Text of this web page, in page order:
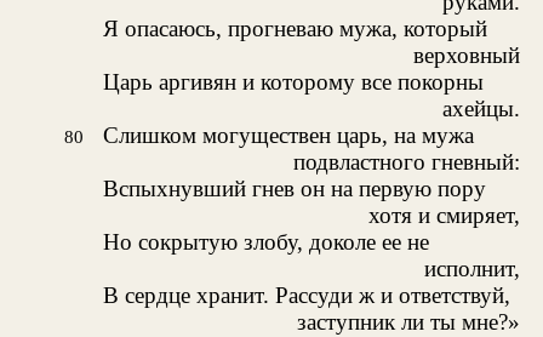
Я опасаюсь, прогневаю мужа, который
верховный
Царь аргивян и которому все покорны
ахейцы.
80
Слишком могуществен царь, на мужа
подвластного гневный:
Вспыхнувший гнев он на первую пору
хотя и смиряет,
Но сокрытую злобу, доколе ее не
исполнит,
В сердце хранит. Рассуди ж и ответствуй,
заступник ли ты мне?»